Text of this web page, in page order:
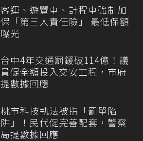
客運、遊覽車、計程車強制加
保「第三人責任險」 最低保額
曝光
台中4年交通罰鍰破114億！議
員促全額投入交安工程，市府
提數據回應
桃市科技執法被指「罰單陷
阱」！民代促完善配套，警察
局提數據回應